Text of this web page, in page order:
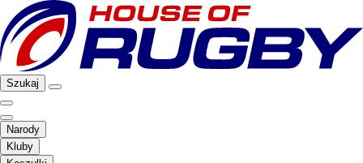
Szukaj
Narody
Kluby